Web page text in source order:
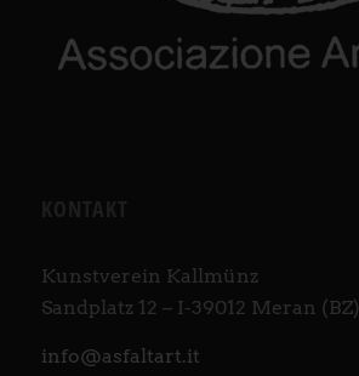
Kunstverein Kallmünz
Sandplatz 12 – I-39012 Meran (BZ)
info@asfaltart.it